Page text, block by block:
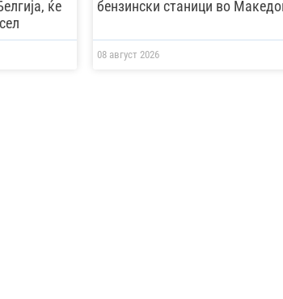
ќе
бензински станици во
08 август 2026